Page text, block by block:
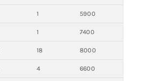
1 5900
1 7400
18 8000
4 6600